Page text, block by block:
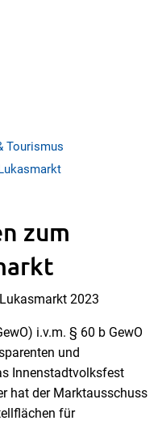
Tourismus
zum
2023
i.v.m. § 60 b GewO
und
Innenstadtvolksfest
hat der Marktausschuss
für